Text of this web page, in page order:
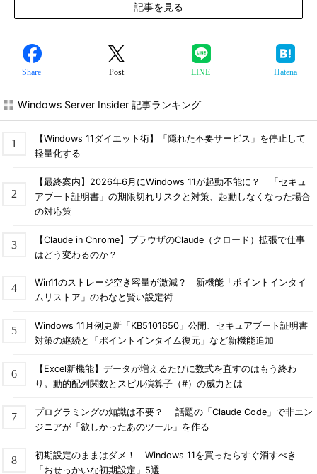
記事を見る
Share Post LINE Hatena
Windows Server Insider 記事ランキング
【Windows 11ダイエット術】「隠れた不要サービス」を停止して
軽量化する
【最終案内】2026年6月にWindows 11が起動不能に？ 「セキュ
アブート証明書」の期限切れリスクと対策、起動しなくなった場合
の対応策
【Claude in Chrome】ブラウザのClaude（クロード）拡張で仕事
はどう変わるのか？
Win11のストレージ空き容量が激減？ 新機能「ポイントインタイ
ムリストア」のわなと賢い設定術
Windows 11月例更新「KB5101650」公開、セキュアブート証明書
対策の継続と「ポイントインタイム復元」など新機能追加
【Excel新機能】データが増えるたびに数式を直すのはもう終わ
り。動的配列関数とスピル演算子（#）の威力とは
プログラミングの知識は不要？ 話題の「Claude Code」で非エン
ジニアが「欲しかったあのツール」を作る
初期設定のままはダメ！ Windows 11を買ったらすぐ消すべき
「おせっかいな初期設定」5選